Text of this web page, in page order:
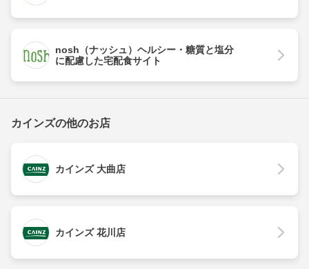
nosh（ナッシュ）ヘルシー・糖質と塩分
に配慮した宅配食サイト
カインズの他のお店
カインズ 大曲店
カインズ 花川店